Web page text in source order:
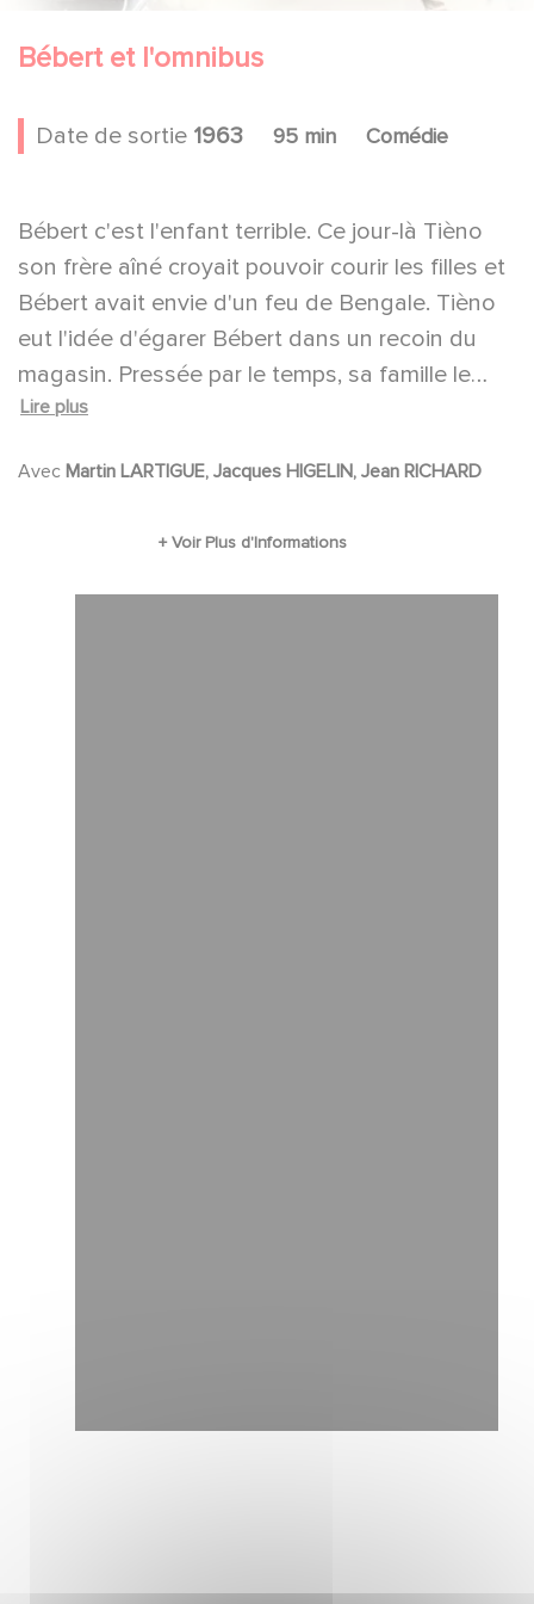
Bébert et l'omnibus
Date de sortie 1963 95 min Comédie
Bébert c'est l'enfant terrible. Ce jour-là Tièno
son frère aîné croyait pouvoir courir les filles et
Bébert avait envie d'un feu de Bengale. Tièno
eut l'idée d'égarer Bébert dans un recoin du
magasin. Pressée par le temps, sa famille le
charge de récupérer l'enfant perdu et de
plus tard »...
Lire plus
Avec Martin LARTIGUE, Jacques HIGELIN, Jean RICHARD